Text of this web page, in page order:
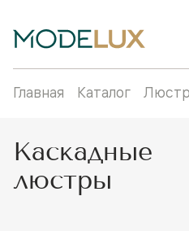
Главная Каталог
Каскадные
люстры